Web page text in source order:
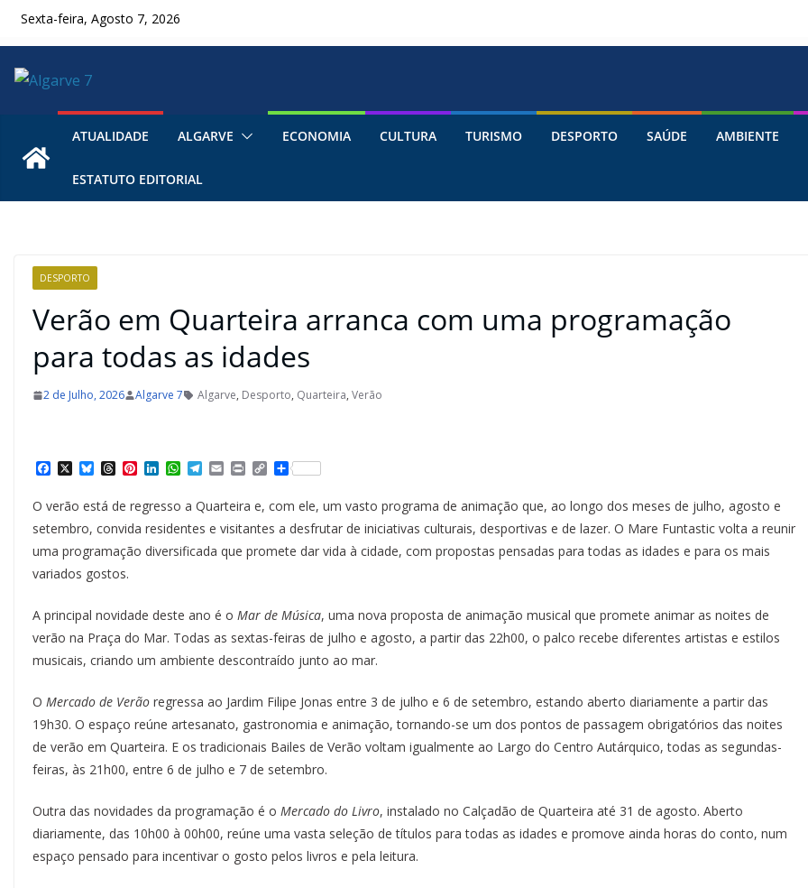
SkipSexta-feira, Agosto 7, 2026
ATUALIDADE ALGARVE ECONOMIA CULTURA TURISMO DESPORTO SAÚDE AMBIENTE
ESTATUTO EDITORIAL
DESPORTO
Verão em Quarteira arranca com uma programação
para todas as idades
2 de Julho, 2026 Algarve 7 Algarve, Desporto, Quarteira, Verão
e
b
o
k
X B
u
e
s
y
T
r
e
a
s
P
t
e
e
L
k
e
I
W
t
s
p
T
l
e
g
a
E
a
i
l
P
n
t
C
y
L
n
S
r
e
O verão está de regresso a Quarteira e, com ele, um vasto programa de animação que, ao longo dos meses de julho, agosto e
setembro, convida residentes e visitantes a desfrutar de iniciativas culturais, desportivas e de lazer. O Mare Funtastic volta a reunir
uma programação diversificada que promete dar vida à cidade, com propostas pensadas para todas as idades e para os mais
variados gostos.
A principal novidade deste ano é o Mar de Música, uma nova proposta de animação musical que promete animar as noites de
verão na Praça do Mar. Todas as sextas-feiras de julho e agosto, a partir das 22h00, o palco recebe diferentes artistas e estilos
musicais, criando um ambiente descontraído junto ao mar.
O Mercado de Verão regressa ao Jardim Filipe Jonas entre 3 de julho e 6 de setembro, estando aberto diariamente a partir das
19h30. O espaço reúne artesanato, gastronomia e animação, tornando-se um dos pontos de passagem obrigatórios das noites
de verão em Quarteira. E os tradicionais Bailes de Verão voltam igualmente ao Largo do Centro Autárquico, todas as segundas-
feiras, às 21h00, entre 6 de julho e 7 de setembro.
Outra das novidades da programação é o Mercado do Livro, instalado no Calçadão de Quarteira até 31 de agosto. Aberto
diariamente, das 10h00 à 00h00, reúne uma vasta seleção de títulos para todas as idades e promove ainda horas do conto, num
espaço pensado para incentivar o gosto pelos livros e pela leitura.